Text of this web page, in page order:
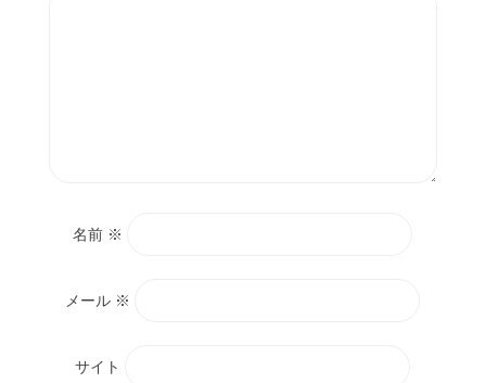
名前 ※
メール ※
サイト